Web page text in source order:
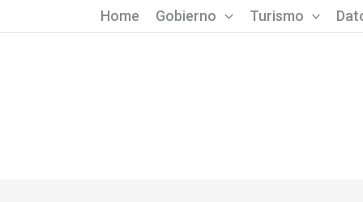
Home Gobierno Turismo